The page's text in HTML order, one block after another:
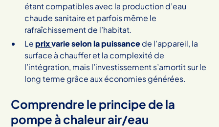
étant compatibles avec la production d’eau
chaude sanitaire et parfois même le
rafraîchissement de l’habitat.
Leprixvarie selon la puissancede l’appareil, la
surface à chauffer et la complexité de
l’intégration, mais l’investissement s’amortit sur le
long terme grâce aux économies générées.
Comprendre le principe de la
pompe à chaleur air/eau